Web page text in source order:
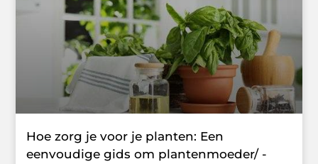
Hoe zorg je voor je planten: Een
eenvoudige gids om plantenmoeder/ -